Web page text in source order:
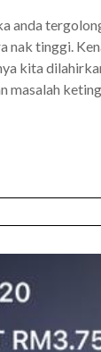
anda
nak tinggi.
kita
masalah